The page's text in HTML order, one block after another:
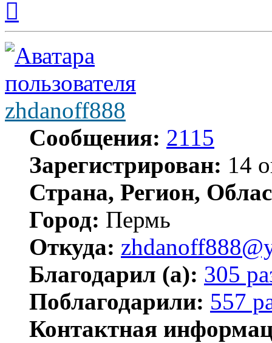
началу
zhdanoff888
Сообщения: 2115
Зарегистрирован: 14
Страна, Регион,
Город: Пермь
Откуда:
Благодарил (а): 305
Поблагодарили: 557
Контактная